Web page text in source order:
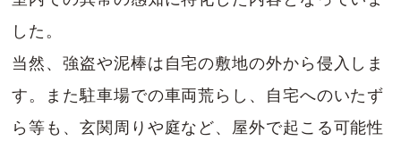
した。
当然、強盗や泥棒は自宅の敷地の外から侵入しま
す。また駐車場での車両荒らし、自宅へのいたず
ら等も、玄関周りや庭など、屋外で起こる可能性